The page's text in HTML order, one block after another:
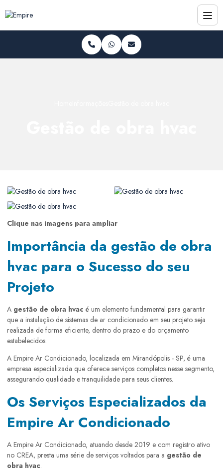
Clique nas imagens para ampliar
Importância da gestão de obra
hvac para o Sucesso do seu
Projeto
A gestão de obra hvac é um elemento fundamental para garantir
que a instalação de sistemas de ar condicionado em seu projeto seja
realizada de forma eficiente, dentro do prazo e do orçamento
estabelecidos.
A Empire Ar Condicionado, localizada em Mirandópolis - SP, é uma
empresa especializada que oferece serviços completos nesse segmento,
assegurando qualidade e tranquilidade para seus clientes.
Os Serviços Especializados da
Empire Ar Condicionado
A Empire Ar Condicionado, atuando desde 2019 e com registro ativo
no CREA, presta uma série de serviços voltados para a gestão de
obra hvac.